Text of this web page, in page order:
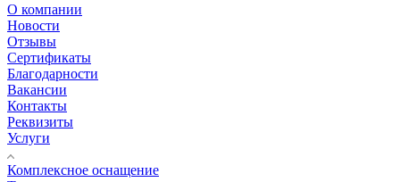
О компании
Новости
Отзывы
Сертификаты
Благодарности
Вакансии
Контакты
Реквизиты
Услуги
Комплексное оснащение